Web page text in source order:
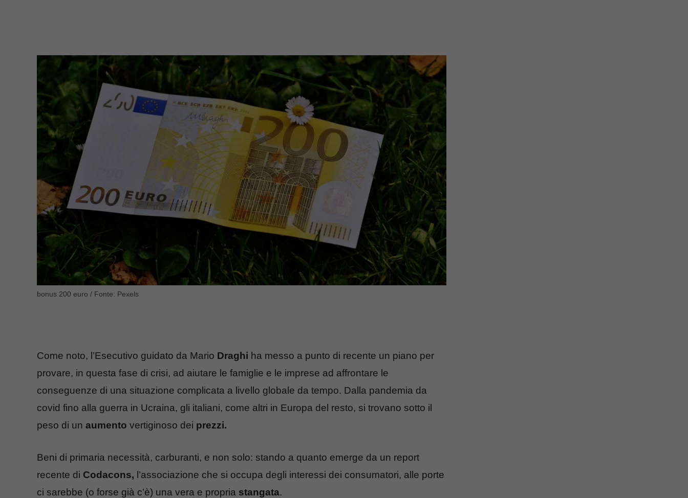
bonus 200 euro / Fonte: Pexels
Come noto, l’Esecutivo guidato da Mario Draghi ha messo a punto di recente un piano per
provare, in questa fase di crisi, ad aiutare le famiglie e le imprese ad affrontare le
conseguenze di una situazione complicata a livello globale da tempo. Dalla pandemia da
covid fino alla guerra in Ucraina, gli italiani, come altri in Europa del resto, si trovano sotto il
peso di un aumento vertiginoso dei prezzi.
Beni di primaria necessità, carburanti, e non solo: stando a quanto emerge da un report
recente di Codacons, l’associazione che si occupa degli interessi dei consumatori, alle porte
ci sarebbe (o forse già c’è) una vera e propria stangata.